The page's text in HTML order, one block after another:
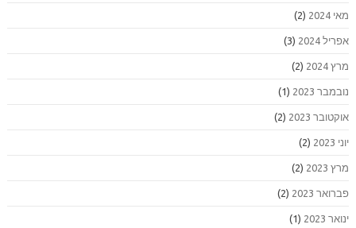
מאי 2024 (2)
אפריל 2024 (3)
מרץ 2024 (2)
נובמבר 2023 (1)
אוקטובר 2023 (2)
יוני 2023 (2)
מרץ 2023 (2)
פברואר 2023 (2)
ינואר 2023 (1)